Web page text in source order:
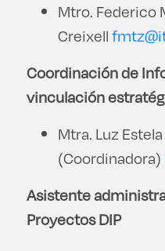
Mtro. Federico
Creixell
Coordinación de
vinculación
Mtra. Luz
(Coordinadora)
Asistente
Proyectos DIP